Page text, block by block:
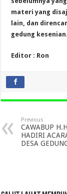
materi yang
lain, dan
gedung kesenian.
Editor : Ron
Previous
CAWABUP
HADIRI
DESA